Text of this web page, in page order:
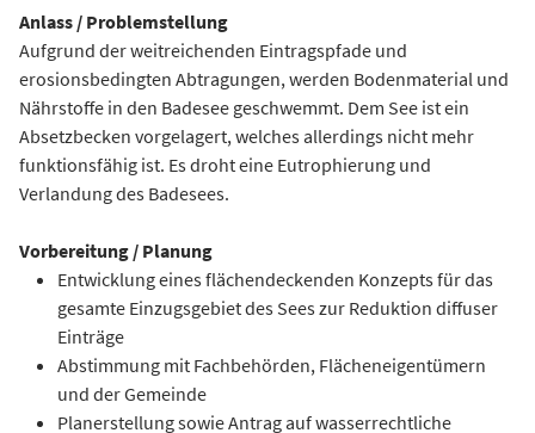
Anlass / Problemstellung
Aufgrund der weitreichenden Eintragspfade und
erosionsbedingten Abtragungen, werden Bodenmaterial und
Nährstoffe in den Badesee geschwemmt. Dem See ist ein
Absetzbecken vorgelagert, welches allerdings nicht mehr
funktionsfähig ist. Es droht eine Eutrophierung und
Verlandung des Badesees.
Vorbereitung / Planung
Entwicklung eines flächendeckenden Konzepts für das
gesamte Einzugsgebiet des Sees zur Reduktion diffuser
Einträge
Abstimmung mit Fachbehörden, Flächeneigentümern
und der Gemeinde
Planerstellung sowie Antrag auf wasserrechtliche